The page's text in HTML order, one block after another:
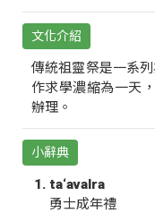
文化介紹
傳統祖靈祭是一系
作求學濃縮為一天
辦理。
小辭典
ta‘avalra
勇士成年禮